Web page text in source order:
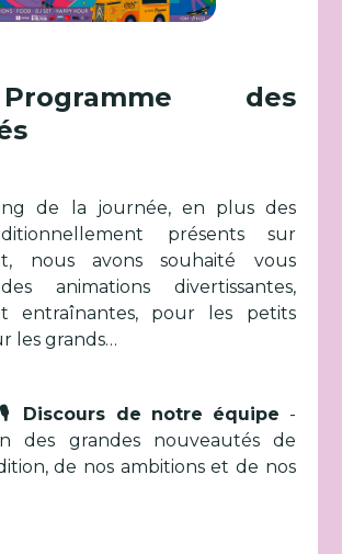
des
de la journée, en plus des
présents sur
nous avons souhaité vous
animations divertissantes,
entraînantes, pour les petits
les grands…
🎙️ Discours de notre équipe -
des grandes nouveautés de
de nos ambitions et de nos